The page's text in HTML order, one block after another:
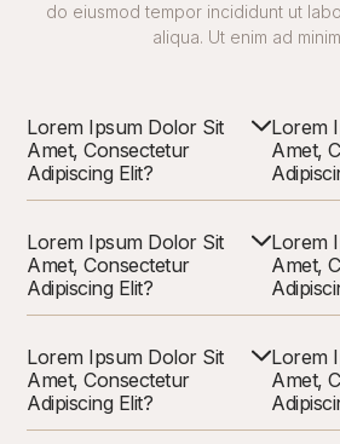
do eiusmod tempor incididunt ut
aliqua. Ut enim ad
Lorem Ipsum Dolor Sit
Amet, Consectetur
Adipiscing Elit?
Lorem Ipsum Dolor Sit
Amet, Consectetur
Adipiscing Elit?
Lorem Ipsum Dolor Sit
Amet, Consectetur
Adipiscing Elit?
Lorem
Amet,
Lorem
Amet,
Lorem
Amet,